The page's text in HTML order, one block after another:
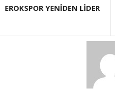
EROKSPOR YENİDEN LİDER